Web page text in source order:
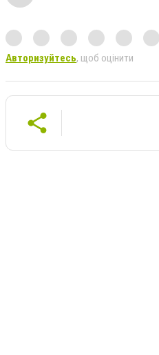
Авторизуйтесь, щоб оцінити